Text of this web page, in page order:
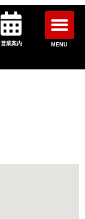
営業案内 MENU